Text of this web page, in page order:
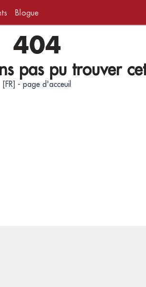
Blogue
404
pas pu trouver
[FR] - page d'acceuil